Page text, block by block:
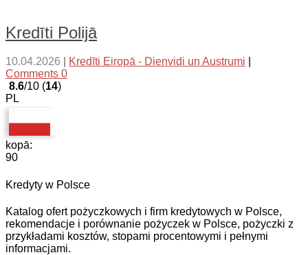
Kredīti Polijā
10.04.2026 Kredīti Eiropā - Dienvidi un Austrumi
Comments 0
8.6/10 (14)
PL
kopā:
90
Kredyty w Polsce
Katalog ofert pożyczkowych i firm kredytowych w Polsce,
rekomendacje i porównanie pożyczek w Polsce, pożyczki z
przykładami kosztów, stopami procentowymi i pełnymi
informacjami.